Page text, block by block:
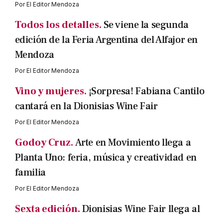
PorEl Editor Mendoza
Todos los detalles. Se viene la segunda
edición de la Feria Argentina del Alfajor en
Mendoza
PorEl Editor Mendoza
Vino y mujeres. ¡Sorpresa! Fabiana Cantilo
cantará en la Dionisias Wine Fair
PorEl Editor Mendoza
Godoy Cruz.Arte en Movimiento llega a
Planta Uno: feria, música y creatividad en
familia
PorEl Editor Mendoza
Sexta edición.Dionisias Wine Fair llega al